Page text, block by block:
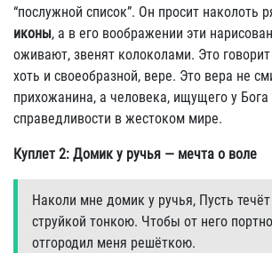
“послужной список”. Он просит наколоть
иконы, а в его воображении эти
оживают, звенят колоколами. Это говорит
хоть и своеобразной, вере. Это вера не
прихожанина, а человека, ищущего у
справедливости в жестоком мире.
Куплет 2: Домик у ручья — мечта о воле
Hаколи мне домик y pyчья, Пyсть
стpyйкой тонкою. Чтобы от него
отгоpодил меня pешёткою.